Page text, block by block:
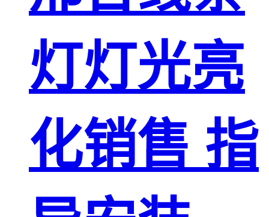
灯灯光亮
化销售 指